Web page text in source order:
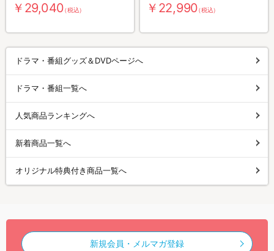
￥29,040（税込） ￥22,990（税込）
ドラマ・番組グッズ＆DVDページへ
ドラマ・番組一覧へ
人気商品ランキングへ
新着商品一覧へ
オリジナル特典付き商品一覧へ
新規会員・メルマガ登録